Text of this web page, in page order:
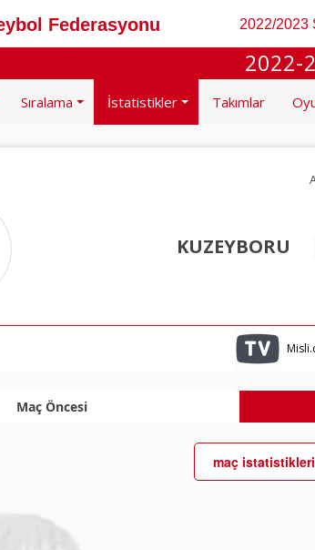
Federasyonu 2022/2023
2022-
Sıralama İstatistikler Takımlar
KUZEYBORU
Maç Öncesi
maç istatistikleri